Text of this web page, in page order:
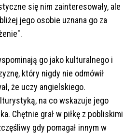
się nim zainteresowały, ale
jego osobie uznana go za
go jako kulturalnego i
który nigdy nie odmówił
że uczy angielskiego.
na co wskazuje jego
Chętnie grał w piłkę z pobliskimi
gdy pomagał innym w